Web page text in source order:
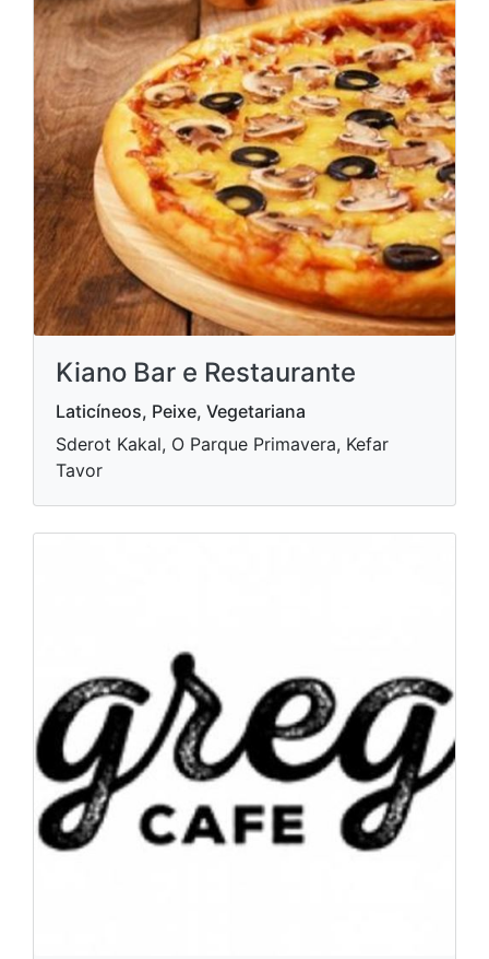
Kiano Bar e Restaurante
Laticíneos, Peixe, Vegetariana
Sderot Kakal, O Parque Primavera, Kefar
Tavor